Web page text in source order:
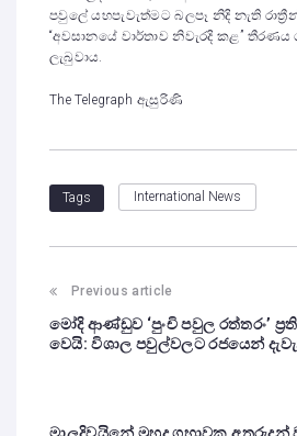
පවුලේ යහපැවැත්මට බලපෑ නිදි නැති
“අවසානයේ වාර්තාව නිවැරදි කළ”
ලැබුවාය.
The Telegraph ඇසුරිණි
Tags International News
Previous article
මෝදි ආණ්ඩුව ‘පුංචි පවුල රත්තරං’
වෙයි: විශාල පවුල්වලට රජයෙන්